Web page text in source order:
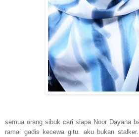
semua orang sibuk cari siapa Noor Dayana
ramai gadis kecewa gitu. aku bukan